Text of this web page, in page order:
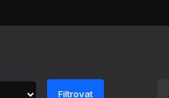
Filtrovat